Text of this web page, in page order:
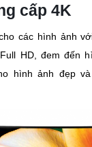
cấp 4K
các hình ảnh
HD, đem đến
hình ảnh đẹp